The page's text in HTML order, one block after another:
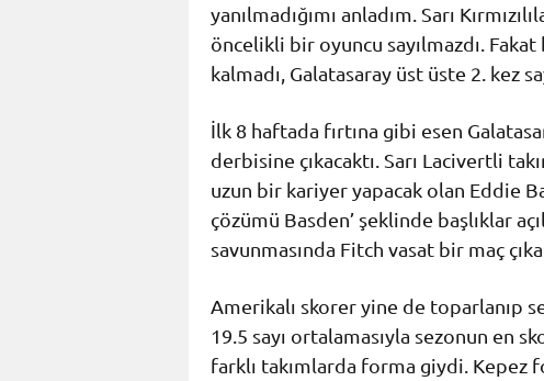
yanılmadığımı anladım. Sarı
öncelikli bir oyuncu sayılmazdı.
kalmadı, Galatasaray üst üste 2. kez
İlk 8 haftada fırtına gibi esen
derbisine çıkacaktı. Sarı Lacivertli
uzun bir kariyer yapacak olan Eddie
çözümü Basden’ şeklinde başlıklar
savunmasında Fitch vasat bir maç
Amerikalı skorer yine de toparlanıp
19.5 sayı ortalamasıyla sezonun en
farklı takımlarda forma giydi. Kepez